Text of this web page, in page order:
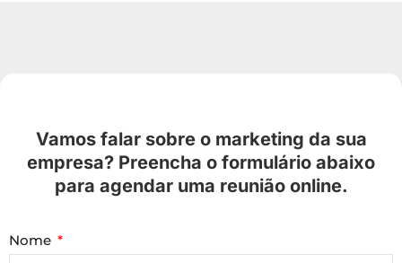
Vamos falar sobre o marketing da sua
empresa? Preencha o formulário abaixo
para agendar uma reunião online.
Nome